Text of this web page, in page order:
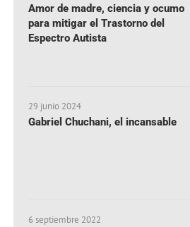
Amor de madre, ciencia y ocumo
para mitigar el Trastorno del
Espectro Autista
29 junio 2024
Gabriel Chuchani, el incansable
6 septiembre 2022